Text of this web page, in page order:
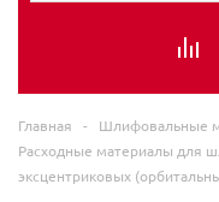
Главная - Шлифовальные
Расходные материалы для
эксцентриковых